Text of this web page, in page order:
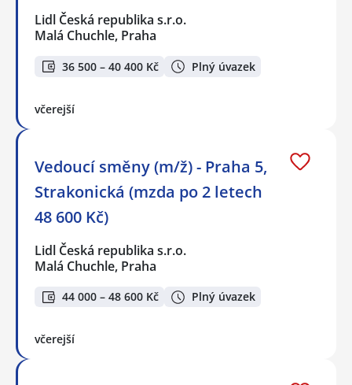
Lidl Česká republika s.r.o.
Malá Chuchle, Praha
36 500 – 40 400 Kč Plný úvazek
včerejší
Vedoucí směny (m/ž) - Praha 5,
Strakonická (mzda po 2 letech
48 600 Kč)
Lidl Česká republika s.r.o.
Malá Chuchle, Praha
44 000 – 48 600 Kč Plný úvazek
včerejší